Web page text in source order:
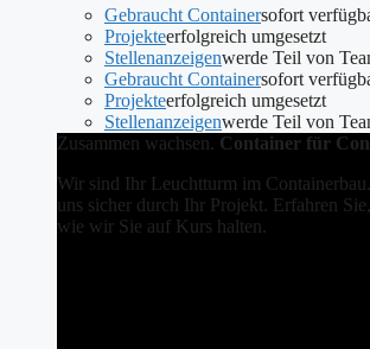
Gebraucht Containersofort
Projekteerfolgreich umgesetzt
Stellenanzeigenwerde Teil von
Gebraucht Containersofort
Projekteerfolgreich umgesetzt
Stellenanzeigenwerde Teil von
Zusammen wachsen. Container für
Wir sind Ihr Leuchtturm im
uns sicher durch Ihr Projekt. Erfahren
wie wir Sie auf Kurs halten.